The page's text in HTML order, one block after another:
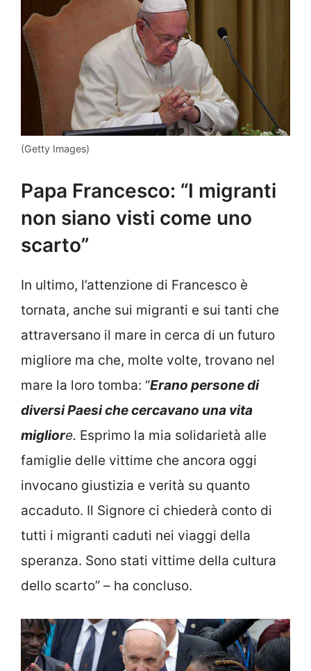
(Getty Images)
Papa Francesco: “I migranti
non siano visti come uno
scarto”
In ultimo, l’attenzione di Francesco è
tornata, anche sui migranti e sui tanti che
attraversano il mare in cerca di un futuro
migliore ma che, molte volte, trovano nel
mare la loro tomba: “Erano persone di
diversi Paesi che cercavano una vita
migliore. Esprimo la mia solidarietà alle
famiglie delle vittime che ancora oggi
invocano giustizia e verità su quanto
accaduto. Il Signore ci chiederà conto di
tutti i migranti caduti nei viaggi della
speranza. Sono stati vittime della cultura
dello scarto” – ha concluso.